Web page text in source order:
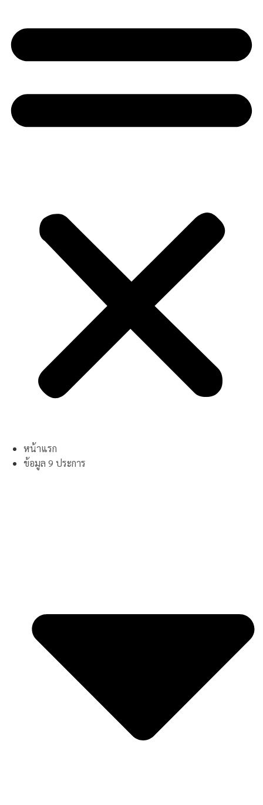
หน้าแรก
ข้อมูล 9 ประการ